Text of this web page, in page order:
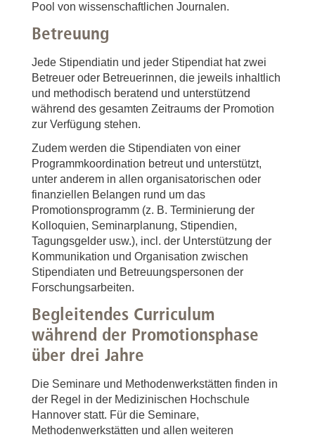
Pool von wissenschaftlichen Journalen.
Betreuung
Jede Stipendiatin und jeder Stipendiat hat zwei
Betreuer oder Betreuerinnen, die jeweils inhaltlich
und methodisch beratend und unterstützend
während des gesamten Zeitraums der Promotion
zur Verfügung stehen.
Zudem werden die Stipendiaten von einer
Programmkoordination betreut und unterstützt,
unter anderem in allen organisatorischen oder
finanziellen Belangen rund um das
Promotionsprogramm (z. B. Terminierung der
Kolloquien, Seminarplanung, Stipendien,
Tagungsgelder usw.), incl. der Unterstützung der
Kommunikation und Organisation zwischen
Stipendiaten und Betreuungspersonen der
Forschungsarbeiten.
Begleitendes Curriculum
während der Promotionsphase
über drei Jahre
Die Seminare und Methodenwerkstätten finden in
der Regel in der Medizinischen Hochschule
Hannover statt. Für die Seminare,
Methodenwerkstätten und allen weiteren